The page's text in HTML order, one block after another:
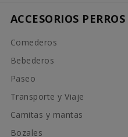
ACCESORIOS PERROS
Comederos
Bebederos
Paseo
Transporte y Viaje
Camitas y mantas
Bozales